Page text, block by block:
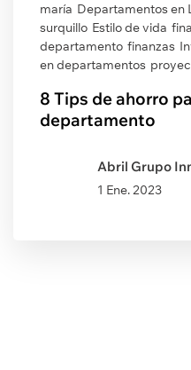
maría Departamentos en
surquillo Estilo de vida
departamento finanzas
en departamentos
8 Tips de ahorro
departamento
Abril Grupo
1 Ene. 2023